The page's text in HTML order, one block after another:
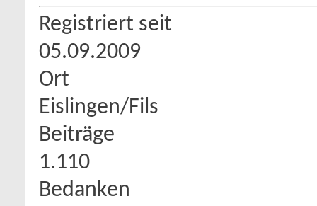
Registriert seit
05.09.2009
Ort
Eislingen/Fils
Beiträge
1.110
Bedanken